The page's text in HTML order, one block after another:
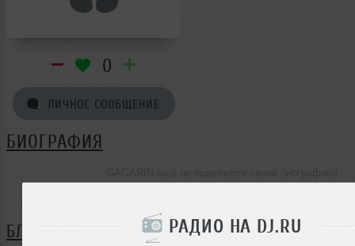
РАДИО НА DJ.RU
0
ЛИЧНОЕ СООБЩЕНИЕ
БИОГРАФИЯ
БЛОГ